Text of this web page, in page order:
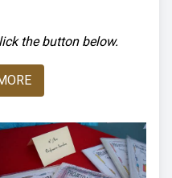
the button below.